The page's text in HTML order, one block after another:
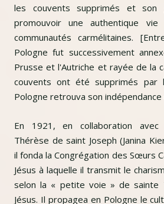
les couvents supprimés et
promouvoir une authentique
communautés carmélitaines.
Pologne fut successivement
Prusse et l'Autriche et rayée de la
couvents ont été supprimés par
Pologne retrouva son indépendance
En 1921, en collaboration
Thérèse de saint Joseph (Janina
il fonda la Congrégation des Sœurs
Jésus à laquelle il transmit le
selon la « petite voie » de sainte
Jésus. Il propagea en Pologne le